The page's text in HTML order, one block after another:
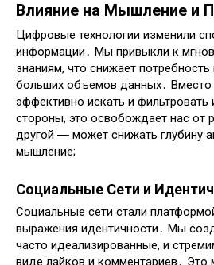
Влияние на Мышление и
Цифровые технологии изменили
информации․ Мы привыкли к
знаниям, что снижает
больших объемов данных․ Вместо
эффективно искать и
стороны, это освобождает нас от
другой ― может снижать глубину
мышление;
Социальные Сети и
Социальные сети стали
выражения идентичности․ Мы
часто идеализированные, и
виде лайков и комментариев․ Это